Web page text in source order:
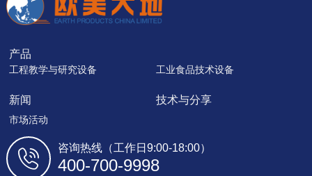
产品
工程教学与研究设备 工业食品技术设备
新闻
市场活动
技术与分享
咨询热线（工作日9:00-18:00）
400-700-9998